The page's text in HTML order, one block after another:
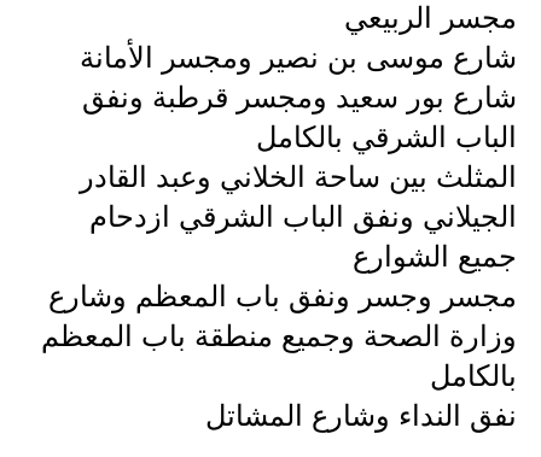
المرحلة الاعدادية
المرحلة الابتدائية
المرحلة الاعدادية
المرحلة الابتدائية
مجسر الربيعي
شارع موسى بن نصير ومجسر الأمانة
شارع بور سعيد ومجسر قرطبة ونفق
الباب الشرقي بالكامل
المثلث بين ساحة الخلاني وعبد القادر
الجيلاني ونفق الباب الشرقي ازدحام
جميع الشوارع
مجسر وجسر ونفق باب المعظم وشارع
وزارة الصحة وجميع منطقة باب المعظم
بالكامل
نفق النداء وشارع المشاتل